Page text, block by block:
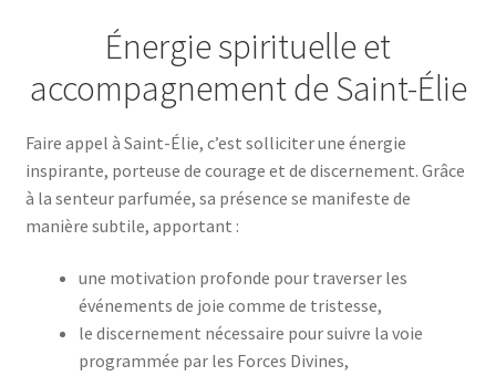
Énergie spirituelle et
accompagnement de Saint-Élie
Faire appel à Saint-Élie, c’est solliciter une énergie
inspirante, porteuse de courage et de discernement. Grâce
à la senteur parfumée, sa présence se manifeste de
manière subtile, apportant :
une motivation profonde pour traverser les
événements de joie comme de tristesse,
le discernement nécessaire pour suivre la voie
programmée par les Forces Divines,